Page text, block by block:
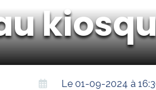
Le 01-09-2024 à